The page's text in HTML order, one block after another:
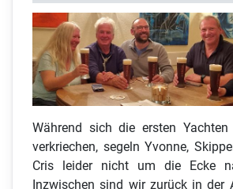
Während sich die ersten
verkriechen, segeln Yvonne,
Cris leider nicht um die Ecke
Inzwischen sind wir zurück in der